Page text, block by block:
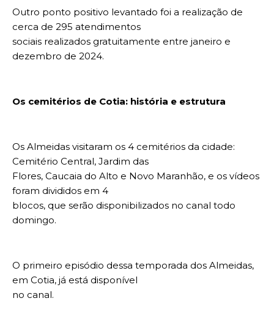
Outro ponto positivo levantado foi a realização de
cerca de 295 atendimentos
sociais realizados gratuitamente entre janeiro e
dezembro de 2024.
Os cemitérios de Cotia: história e estrutura
Os Almeidas visitaram os 4 cemitérios da cidade:
Cemitério Central, Jardim das
Flores, Caucaia do Alto e Novo Maranhão, e os vídeos
foram divididos em 4
blocos, que serão disponibilizados no canal todo
domingo.
O primeiro episódio dessa temporada dos Almeidas,
em Cotia, já está disponível
no canal.